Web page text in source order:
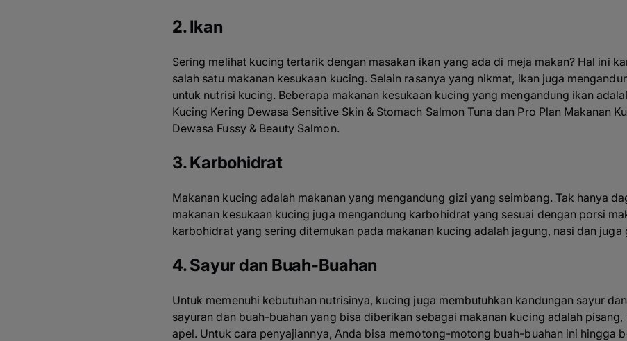
2. Ikan
Sering melihat kucing tertarik dengan masakan ikan yang ada di meja makan? Hal ini
salah satu makanan kesukaan kucing. Selain rasanya yang nikmat, ikan juga
untuk nutrisi kucing. Beberapa makanan kesukaan kucing yang mengandung ikan
Kucing Kering Dewasa Sensitive Skin & Stomach Salmon Tuna dan Pro Plan Makanan
Dewasa Fussy & Beauty Salmon.
3. Karbohidrat
Makanan kucing adalah makanan yang mengandung gizi yang seimbang. Tak hanya
makanan kesukaan kucing juga mengandung karbohidrat yang sesuai dengan porsi
karbohidrat yang sering ditemukan pada makanan kucing adalah jagung, nasi dan juga
4. Sayur dan Buah-Buahan
Untuk memenuhi kebutuhan nutrisinya, kucing juga membutuhkan kandungan sayur
sayuran dan buah-buahan yang bisa diberikan sebagai makanan kucing adalah
apel. Untuk cara penyajiannya, Anda bisa memotong-motong buah-buahan ini hingga